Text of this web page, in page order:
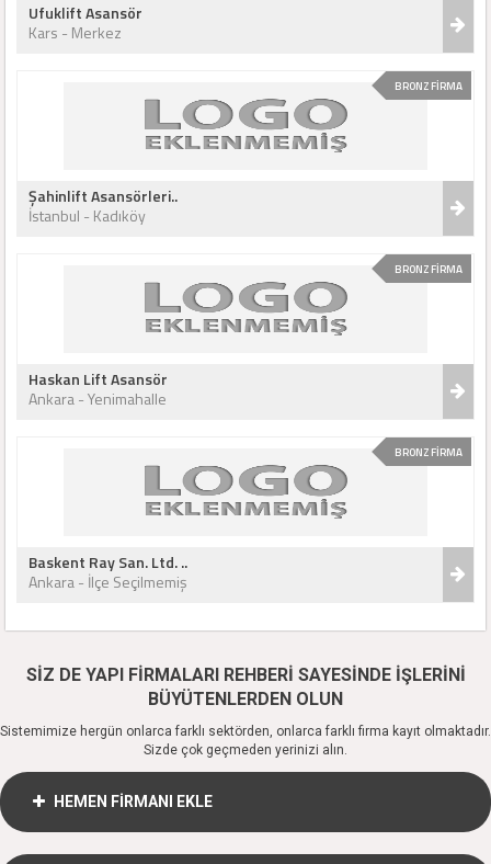
Ufuklift Asansör
Kars - Merkez
BRONZ FİRMA
Şahinlift Asansörleri..
İstanbul - Kadıköy
BRONZ FİRMA
Haskan Lift Asansör
Ankara - Yenimahalle
BRONZ FİRMA
Baskent Ray San. Ltd. ..
Ankara - İlçe Seçilmemiş
SİZ DE YAPI FİRMALARI REHBERİ SAYESİNDE İŞLERİNİ
BÜYÜTENLERDEN OLUN
Sistemimize hergün onlarca farklı sektörden, onlarca farklı firma kayıt olmaktadır.
Sizde çok geçmeden yerinizi alın.
HEMEN FİRMANI EKLE